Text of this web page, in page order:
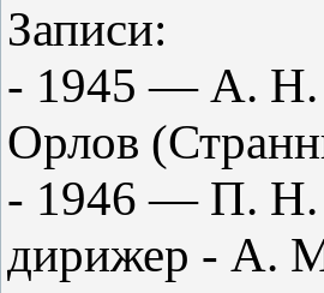
Записи:
- 1945 — А. Н.
Орлов
- 1946 — П. Н.
дирижер - А.